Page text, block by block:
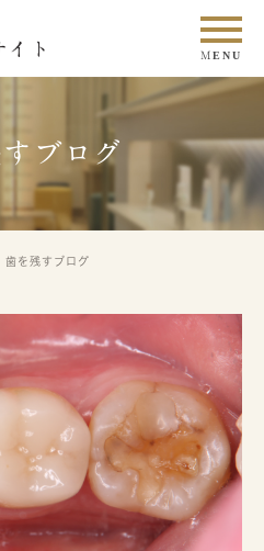
ブログ
歯を残すブログ